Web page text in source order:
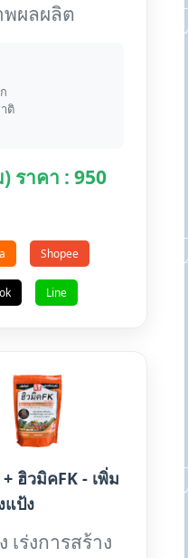
ผลผลิต
ติ
ราคา : 950
Shopee
Line
ฮิวมิคFK - เพิ่ม
แป้ง
ร่งการสร้าง